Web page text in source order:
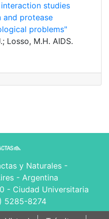
studies
and protease
problems"
Losso, M.H. AIDS.
y Naturales -
- Argentina
- Ciudad Universitaria
5285-8274